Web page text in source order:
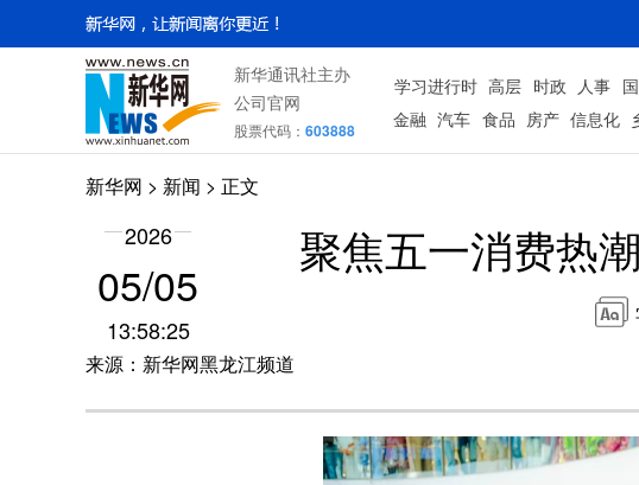
新华通讯社主办
公司官网
股票代码： 603888
学习进行时 高层 时政 人事
金融 汽车 食品 房产 信息化
新华网 > 新闻 > 正文
2026
05/05
13:58:25
来源：新华网黑龙江频道
聚焦五一消费热